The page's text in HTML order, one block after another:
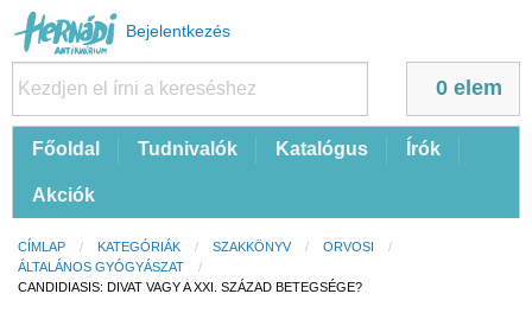
Felhasználói
fiók
menüje
Bejelentkezés
0 elem
FőFőoldal Tudnivalók Katalógus Írók
Akciók
Morzsa
CÍMLAP KATEGÓRIÁK SZAKKÖNYV
ORVOSI
ÁLTALÁNOS GYÓGYÁSZAT
CURRENT:
CANDIDIASIS: DIVAT VAGY A XXI. SZÁZAD BETEGSÉGE?